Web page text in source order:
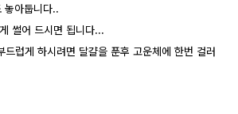
놓아둡니다..
썰어 드시면 됩니다...
럽게 하시려면 달걀을 푼후 고운체에 한번 걸러